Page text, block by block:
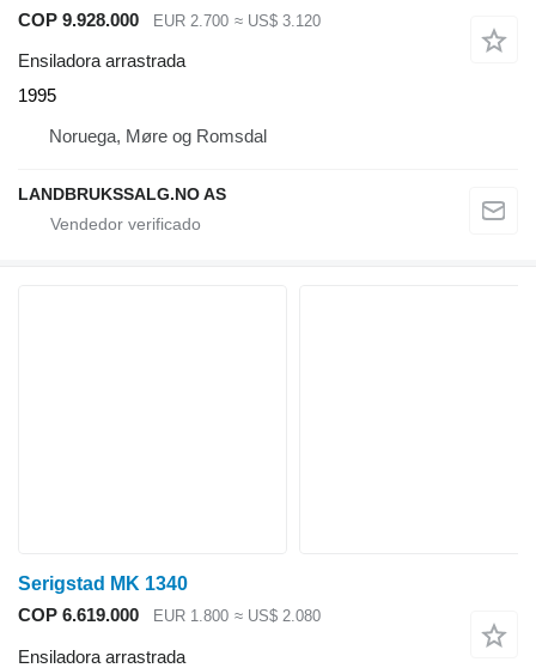
COP 9.928.000
EUR 2.700 ≈ US$ 3.120
Ensiladora arrastrada
1995
Noruega, Møre og Romsdal
LANDBRUKSSALG.NO AS
Serigstad MK 1340
COP 6.619.000
EUR 1.800 ≈ US$ 2.080
Ensiladora arrastrada